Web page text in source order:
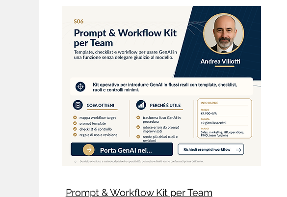
Prompt & Workflow Kit per Team